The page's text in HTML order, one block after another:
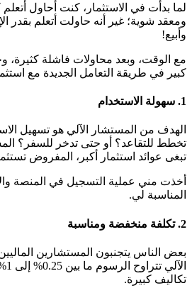
لما بدأت في الاستثمار، كنت أحاول
ومعقد شوية؛ غير أنه حاولت أتعلم بقدر
وأبيع!
مع الوقت، وبعد محاولات فاشلة كثيرة،
كبير في طريقة التعامل الجديدة مع
1. سهولة الاستخدام
الهدف من المستشار الآلي هو تسهيل
تخطط للتقاعد؟ أو حتى تدخر للسفر؟
تبغى عوائد استثمار أكبر، المفروض
المناسبة لي.
2. تكلفة منخفضة ومناسبة
تكاليف كبيرة.